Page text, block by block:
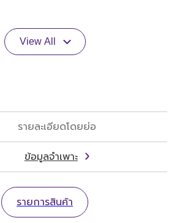
View All
รายละเอียดโดยย่อ
ข้อมูลจำเพาะ
รายการสินค้า